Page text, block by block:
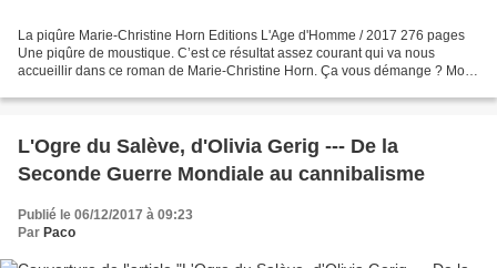
La piqûre Marie-Christine Horn Editions L'Age d'Homme / 2017 276 pages
Une piqûre de moustique. C’est ce résultat assez courant qui va nous
accueillir dans ce roman de Marie-Christine Horn. Ça vous démange ? Moi
L'Ogre du Salève, d'Olivia Gerig --- De la
Seconde Guerre Mondiale au cannibalisme
Publié le 06/12/2017 à 09:23
Par Paco